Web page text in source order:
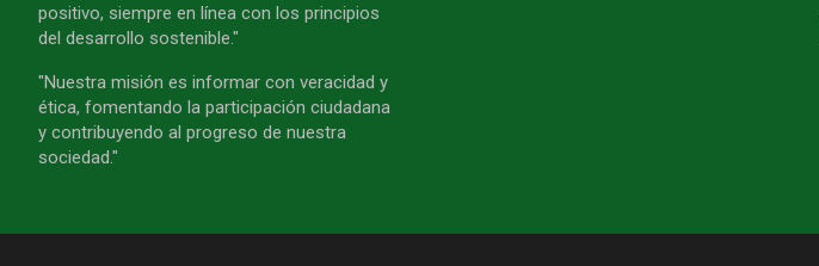
positivo, siempre en línea con los principios
del desarrollo sostenible."
"Nuestra misión es informar con veracidad y
ética, fomentando la participación ciudadana
y contribuyendo al progreso de nuestra
sociedad."